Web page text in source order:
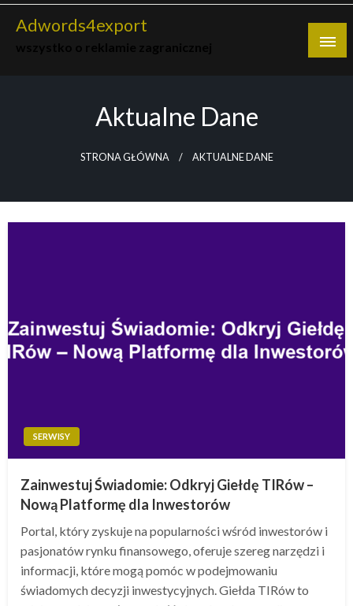
Skip
Adwords4export
Aktualne Dane
STRONA GŁÓWNA AKTUALNE DANE
SERWISY
Zainwestuj Świadomie: Odkryj Giełdę TIRów –
Nową Platformę dla Inwestorów
Portal, który zyskuje na popularności wśród inwestorów i
pasjonatów rynku finansowego, oferuje szereg narzędzi i
informacji, które mogą pomóc w podejmowaniu
świadomych decyzji inwestycyjnych. Giełda TIRów to